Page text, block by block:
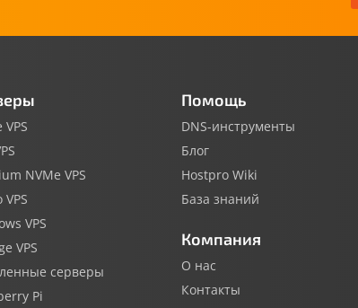
VPS
NVMe VPS
VPS
VPS
серверы
Pi
Помощь
DNS-инструменты
Блог
Hostpro Wiki
База знаний
Компания
О нас
Контакты